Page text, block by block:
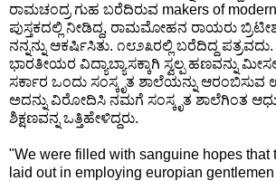
ರಾಮಚಂದ್ರ ಗುಹ ಬರೆದಿರುವ makers of
ಪುಸ್ತಕದಲ್ಲಿ ನೀಡಿದ್ದ, ರಾಮಮೋಹನ ರಾಯರು
ನನ್ನನ್ನು ಆಕರ್ಷಿಸಿತು. ೧೮೨೩ರಲ್ಲಿ ಬರೆದಿದ್ದ
ಭಾರತೀಯರ ವಿದ್ಯಾಬ್ಯಾಸಕ್ಕಾಗಿ ಸ್ವಲ್ಪ ಹಣವನ್ನು
ಸರ್ಕಾರ ಒಂದು ಸಂಸ್ಕೃತ ಶಾಲೆಯನ್ನು ಆರಂಬಿಸುವ
ಅದನ್ನು ವಿರೋದಿಸಿ ನಮಗೆ ಸಂಸ್ಕೃತ ಶಾಲೆಗಿಂತ
ಶಿಕ್ಷಣವನ್ನ ಒತ್ತಿಹೇಳಿದ್ದರು.
"We were filled with sanguine hopes that
laid out in employing europian